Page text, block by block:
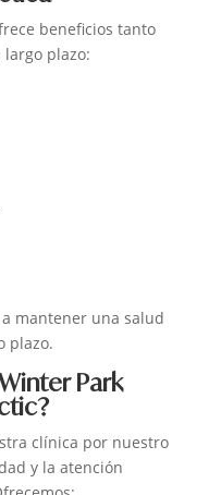
beneficios tanto
plazo:
mantener una salud
plazo.
Park
clínica por nuestro
y la atención